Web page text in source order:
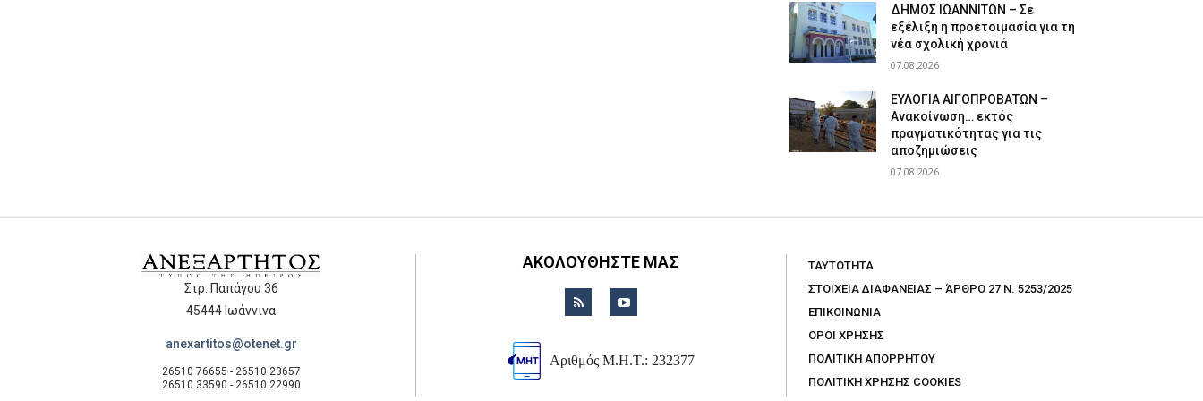
ΔΗΜΟΣ ΙΩΑΝΝΙΤΩΝ – Σε
εξέλιξη η προετοιμασία για τη
νέα σχολική χρονιά
07.08.2026
ΕΥΛΟΓΙΑ ΑΙΓΟΠΡΟΒΑΤΩΝ –
Ανακοίνωση… εκτός
πραγματικότητας για τις
αποζημιώσεις
07.08.2026
Στρ. Παπάγου 36
45444 Ιωάννινα
anexartitos@otenet.gr
26510 76655 - 26510 23657
26510 33590 - 26510 22990
ΑΚΟΛΟΥΘΗΣΤΕ ΜΑΣ
Αριθμός Μ.Η.Τ.: 232377
TAYTOTHTA
ΣΤΟΙΧΕΙΑ ΔΙΑΦΑΝΕΙΑΣ – ΆΡΘΡΟ 27 Ν. 5253/2025
ΕΠΙΚΟΙΝΩΝΙΑ
ΟΡΟΙ ΧΡΗΣΗΣ
ΠΟΛΙΤΙΚΗ ΑΠΟΡΡΗΤΟΥ
ΠΟΛΙΤΙΚΗ ΧΡΗΣΗΣ COOKIES